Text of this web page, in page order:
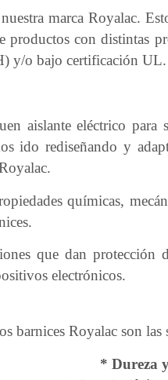
marca Royalac.
productos con distintas
y/o bajo certificación UL.
aislante eléctrico para
ido rediseñando y
químicas,
que dan protección
electrónicos.
barnices Royalac son las
* Dureza